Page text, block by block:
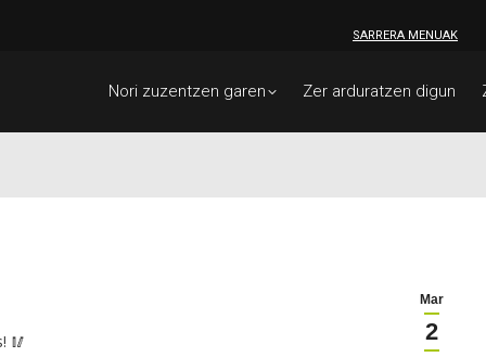
SARRERA MENUAK
Nori zuzentzen garen Zer arduratzen digun
Mar
2
🥢